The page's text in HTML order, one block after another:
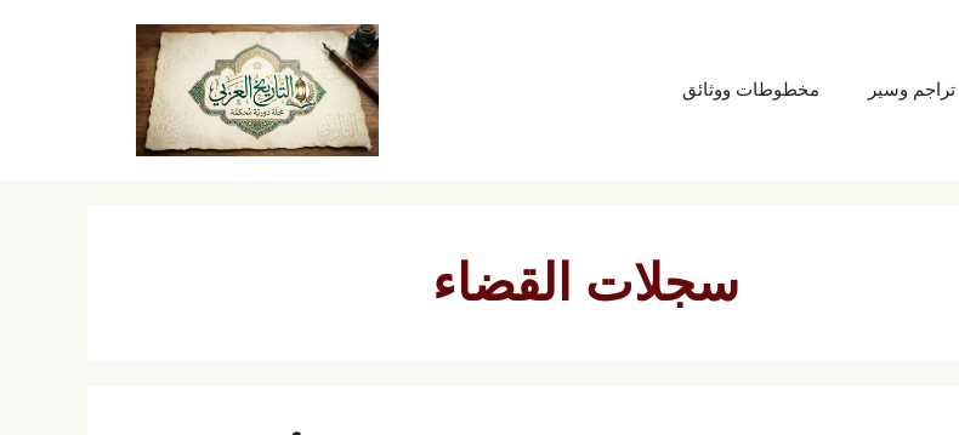
تراجم وسير مخطوطات ووثائق
سجلات القضاء